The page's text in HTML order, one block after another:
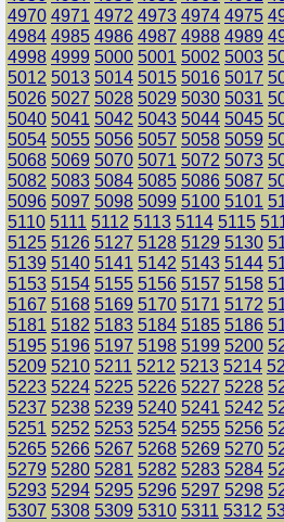
4970 4971 4972 4973 4974 4975
4984 4985 4986 4987 4988 4989
4998 4999 5000 5001 5002 5003
5012 5013 5014 5015 5016 5017
5026 5027 5028 5029 5030 5031
5040 5041 5042 5043 5044 5045
5054 5055 5056 5057 5058 5059
5068 5069 5070 5071 5072 5073
5082 5083 5084 5085 5086 5087
5096 5097 5098 5099 5100 5101
5110 5111 5112 5113 5114 5115
5125 5126 5127 5128 5129 5130
5139 5140 5141 5142 5143 5144
5153 5154 5155 5156 5157 5158
5167 5168 5169 5170 5171 5172
5181 5182 5183 5184 5185 5186
5195 5196 5197 5198 5199 5200
5209 5210 5211 5212 5213 5214
5223 5224 5225 5226 5227 5228
5237 5238 5239 5240 5241 5242
5251 5252 5253 5254 5255 5256
5265 5266 5267 5268 5269 5270
5279 5280 5281 5282 5283 5284
5293 5294 5295 5296 5297 5298
5307 5308 5309 5310 5311 5312